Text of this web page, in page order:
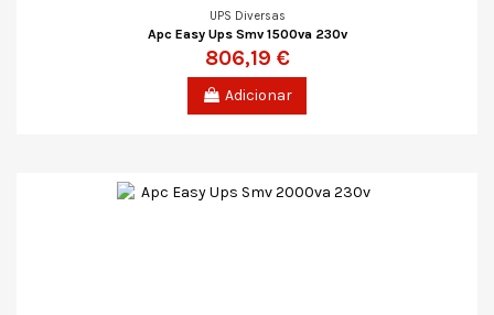
UPS Diversas
Apc Easy Ups Smv 1500va 230v
806,19 €
Adicionar